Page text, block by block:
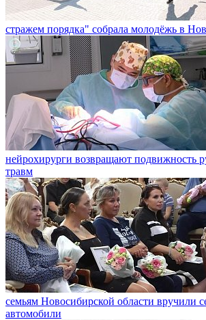
стражем порядка" собрала молодёжь в
нейрохирурги возвращают подвижность
травм
семьям Новосибирской области вручили
автомобили